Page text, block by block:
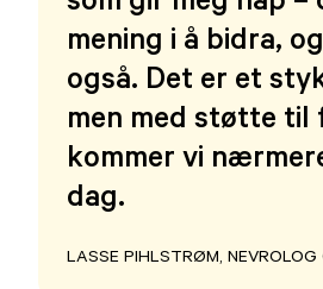
mening i å bidra,
også. Det er et
men med støtte til
kommer vi
dag.
LASSE PIHLSTRØM, NEVROLOG